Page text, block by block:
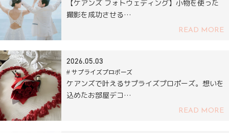
【ケアンズ フォトウェディング】小物を使った
撮影を成功させる…
READ MORE
2026.05.03
# サプライズプロポーズ
ケアンズで叶えるサプライズプロポーズ。想いを
込めたお部屋デコ…
READ MORE